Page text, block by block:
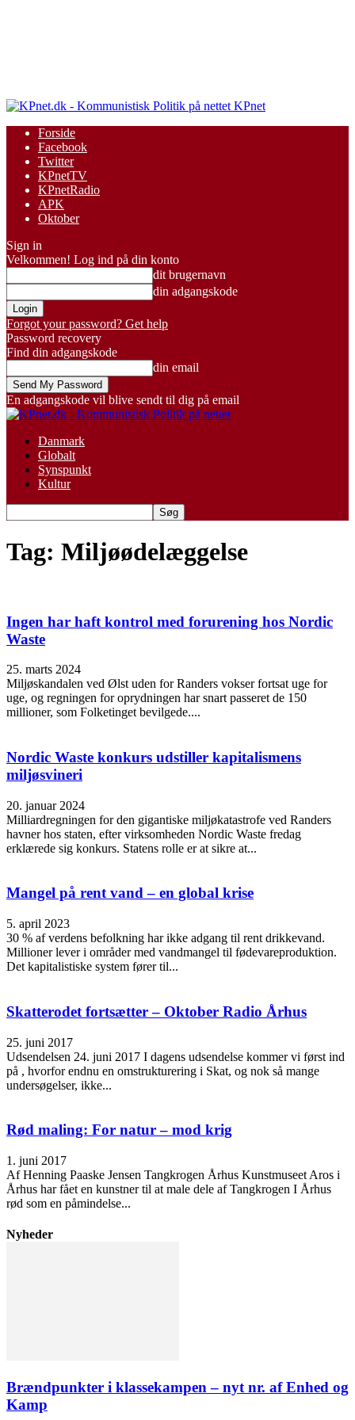
KPnet
Forside
Facebook
Twitter
KPnetTV
KPnetRadio
APK
Oktober
Sign in
Velkommen! Log ind på din konto
dit brugernavn
din adgangskode
Forgot your password? Get help
Password recovery
Find din adgangskode
din email
En adgangskode vil blive sendt til dig på email
Danmark
Globalt
Synspunkt
Kultur
Tag: Miljøødelæggelse
Ingen har haft kontrol med forurening hos Nordic
Waste
25. marts 2024
Miljøskandalen ved Ølst uden for Randers vokser fortsat uge for
uge, og regningen for oprydningen har snart passeret de 150
millioner, som Folketinget bevilgede....
Nordic Waste konkurs udstiller kapitalismens
miljøsvineri
20. januar 2024
Milliardregningen for den gigantiske miljøkatastrofe ved Randers
havner hos staten, efter virksomheden Nordic Waste fredag
erklærede sig konkurs. Statens rolle er at sikre at...
Mangel på rent vand – en global krise
5. april 2023
30 % af verdens befolkning har ikke adgang til rent drikkevand.
Millioner lever i områder med vandmangel til fødevareproduktion.
Det kapitalistiske system fører til...
Skatterodet fortsætter – Oktober Radio Århus
25. juni 2017
Udsendelsen 24. juni 2017 I dagens udsendelse kommer vi først ind
på , hvorfor endnu en omstrukturering i Skat, og nok så mange
undersøgelser, ikke...
Rød maling: For natur – mod krig
1. juni 2017
Af Henning Paaske Jensen Tangkrogen Århus Kunstmuseet Aros i
Århus har fået en kunstner til at male dele af Tangkrogen I Århus
rød som en påmindelse...
Nyheder
Brændpunkter i klassekampen – nyt nr. af Enhed og
Kamp